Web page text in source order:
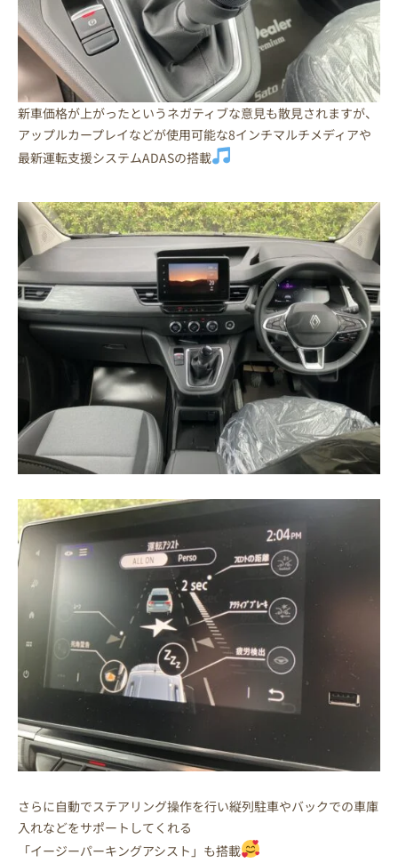
新車価格が上がったというネガティブな意見も散見されますが、
アップルカープレイなどが使用可能な8インチマルチメディアや
最新運転支援システムADASの搭載
さらに自動でステアリング操作を行い縦列駐車やバックでの車庫
入れなどをサポートしてくれる
「イージーパーキングアシスト」も搭載